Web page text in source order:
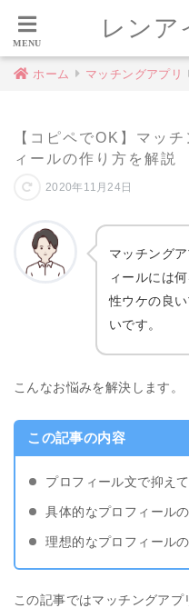
レンア
ホーム マッチングアプリ
【コピペでOK】マッ
ィールの作り方を解説
2020年11月24日
マッチング
ィールには
性ウケの良
いです。
こんなお悩みを解決します。
この記事の内容
プロフィール文で抑え
具体的なプロフィール
理想的なプロフィール
この記事ではマッチングア